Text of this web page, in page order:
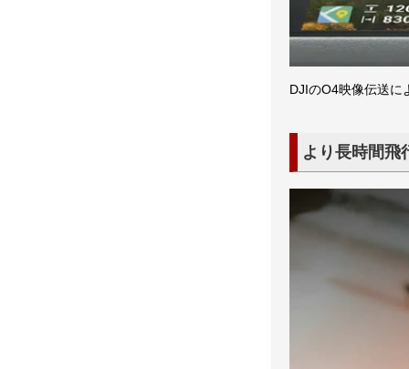
DJIのO4映像伝送
より長時間飛